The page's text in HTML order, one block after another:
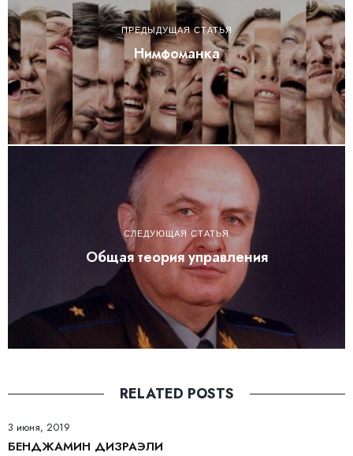
ПРЕДЫДУЩАЯ СТАТЬЯ
Нимфоманка
СЛЕДУЮЩАЯ СТАТЬЯ
Общая теория управления
RELATED POSTS
3 июня, 2019
БЕНДЖАМИН ДИЗРАЭЛИ